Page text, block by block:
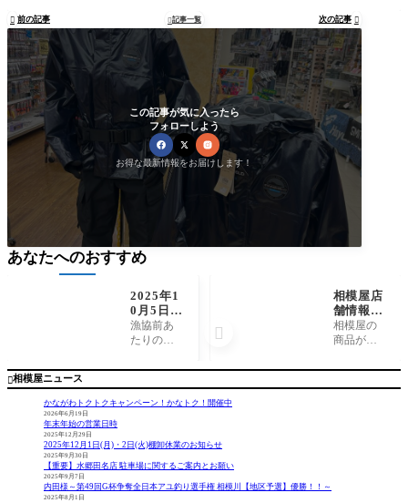
 前の記事 記事一覧 次の記事 
この記事が気に入ったら
フォローしよう
お得な最新情報をお届けします！
相模屋ニュース
かながわトクトクキャンペーン！かなトク！開催中
2026年6月19日
年末年始の営業日時
2025年12月29日
2025年12月1日(月)・2日(火)棚卸休業のお知らせ
2025年9月30日
【重要】水郷田名店 駐車場に関するご案内とお願い
2025年9月7日
内田様～第49回G杯争奪全日本アユ釣り選手権 相模川【地区予選】優勝！！～
2025年8月1日
あなたへのおすすめ
2025年1
0月5日
（日）相
模川釣
り Ｒ君
漁協前あ
たりの大
ポツ入っ
を手前か
でゆっく
へ泳が
せ、横出
相模屋店
舗情報！
U-BASE
相模・U-
老名のご
相模屋の
商品が、
近くのU-B
